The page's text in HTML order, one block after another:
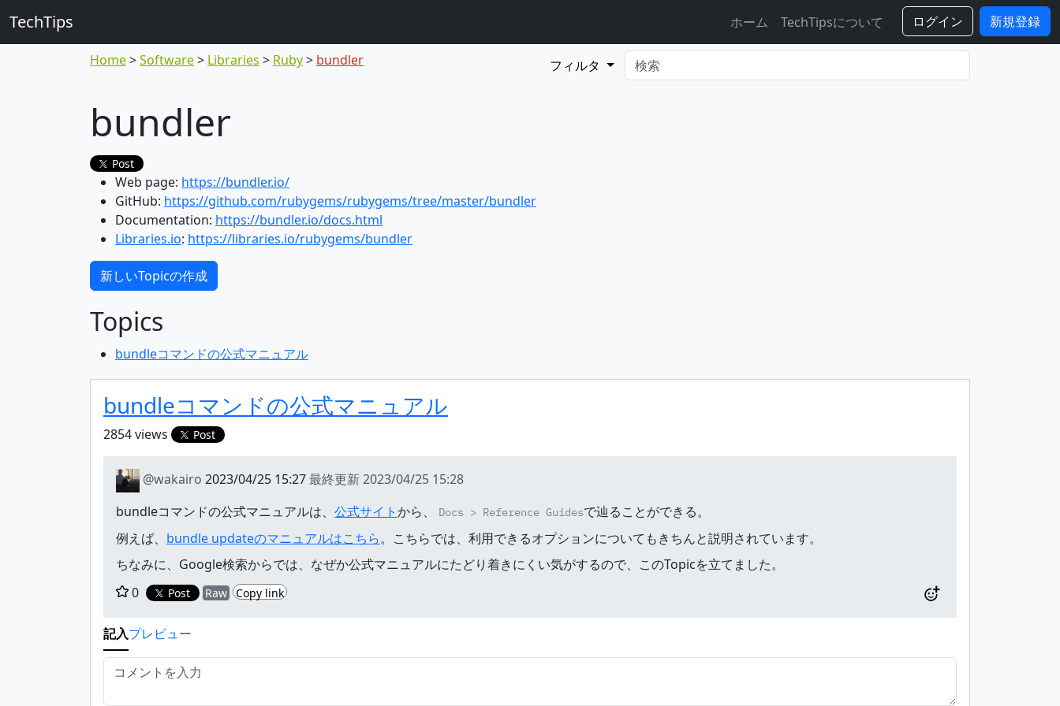
TechTips ホーム TechTipsについて ログイン 新規登録
Home Software Libraries Ruby bundler フィルタ
bundler
Post
Web page: https://bundler.io/
GitHub: https://github.com/rubygems/rubygems/tree/master/bundler
Documentation: https://bundler.io/docs.html
Libraries.io: https://libraries.io/rubygems/bundler
新しいTopicの作成
Topics
bundleコマンドの公式マニュアル
bundleコマンドの公式マニュアル
2854 views Post
@wakairo 2023/04/25 15:27最終更新2023/04/25 15:28
bundleコマンドの公式マニュアルは、 公式サイトから、 Docs > Reference Guidesで辿ることができる。
例えば、 bundle updateのマニュアルはこちら。こちらでは、利用できるオプションについてもきちんと説明されています。
ちなみに、Google検索からでは、なぜか公式マニュアルにたどり着きにくい気がするので、このTopicを立てました。
0
Post Raw Copy link
記入プレビュー